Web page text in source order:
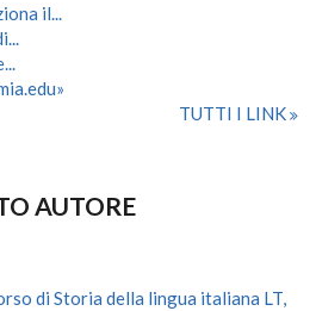
il...
TUTTI I LINK
AUTORE
di Storia della lingua italiana LT,